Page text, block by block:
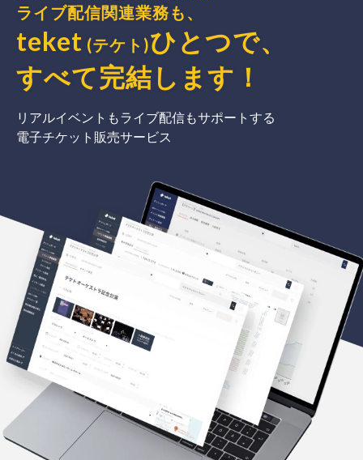
ライブ配信関連業務も、
teket (テケト)ひとつで、
すべて完結 します ！
リアルイベントもライブ配信もサポートする
電子チケット販売サービス